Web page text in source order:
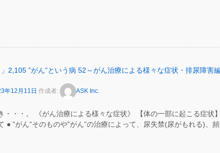
」2,105 ‟がん”という病 52～がん治療による様々な症状・排尿障害
年12月11日 作成者: ASK Inc.
・・・。 《がん治療による様々な症状》 【体の一部に起こる症状】
● ‟がん”そのものや‟がん”の治療によって、尿失禁(尿がもれる)、